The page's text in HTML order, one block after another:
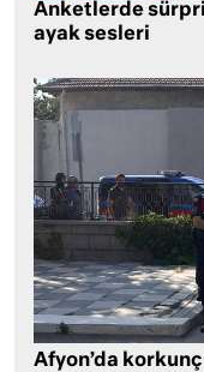
Anketlerde
ayak sesleri
Afyon’da